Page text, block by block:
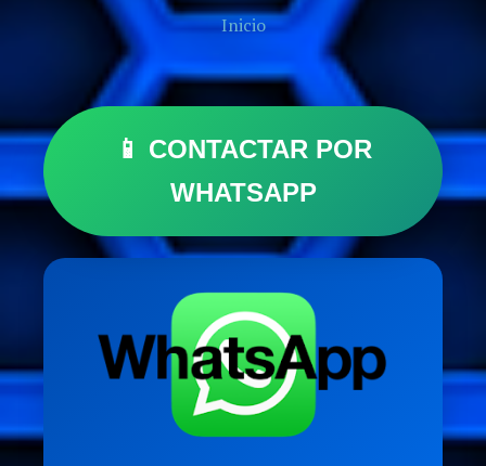
Inicio
📱 CONTACTAR POR
WHATSAPP